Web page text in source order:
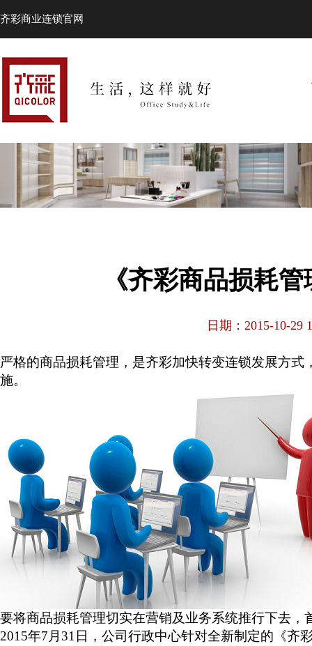
齐彩商业连锁官网
《齐彩商品损耗
日期：2015-10-29
严格的商品损耗管理，是齐彩加快转变连锁发展方
施。
要将商品损耗管理切实在营销及业务系统推行下去
2015年7月31日，公司行政中心针对全新制定的《齐